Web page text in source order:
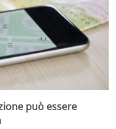
può essere